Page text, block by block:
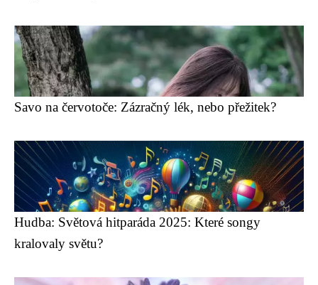
Savo na červotoče: Zázračný lék, nebo přežitek?
Hudba: Světová hitparáda 2025: Které songy
kralovaly světu?